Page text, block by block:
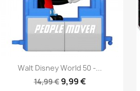
Walt Disney World 50 -...
14,99 € 9,99 €
Aperçu rapide